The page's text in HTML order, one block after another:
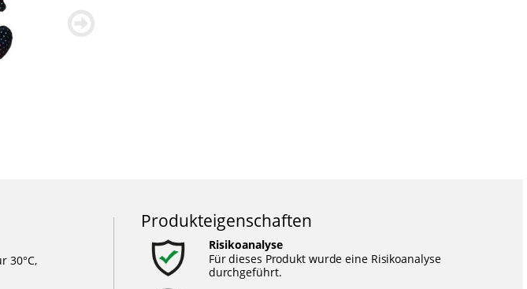
30°C,
Produkteigenschaften
Risikoanalyse
Für dieses Produkt wurde eine Risikoanalyse
durchgeführt.